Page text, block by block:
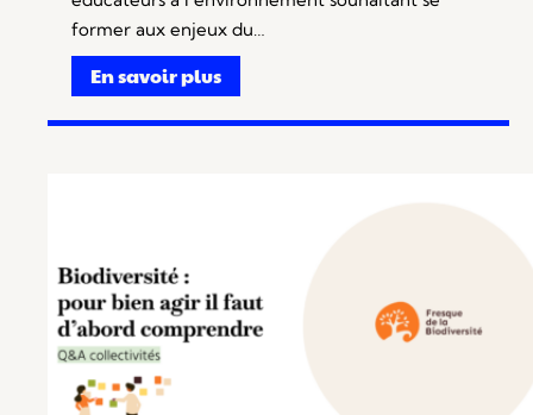
former aux enjeux du…
En savoir plus